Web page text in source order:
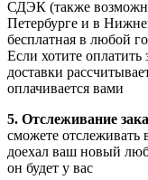
СДЭК (также
Петербурге и в
бесплатная в любой
Если хотите оплатить
доставки
оплачивается вами
5. Отслеживание
сможете отслеживать
доехал ваш новый
он будет у вас